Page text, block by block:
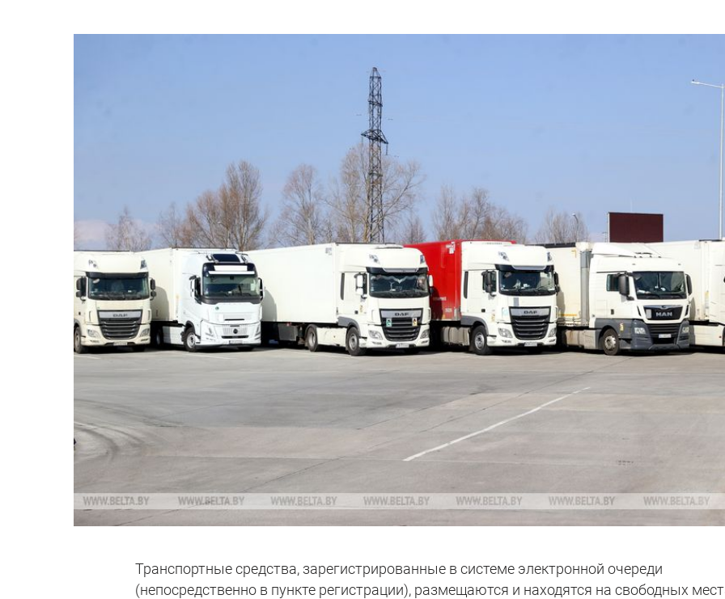
Транспортные средства, зарегистрированные в системе электронной очереди
(непосредственно в пункте регистрации), размещаются и находятся на свободных